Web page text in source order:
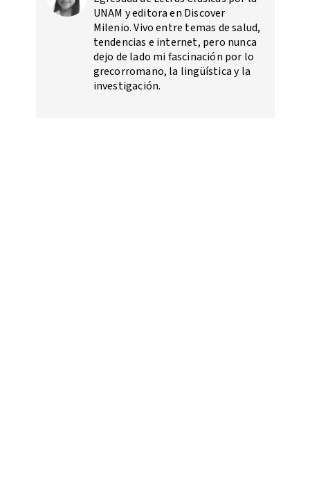
UNAM y editora en Discover
Milenio. Vivo entre temas de salud,
tendencias e internet, pero nunca
dejo de lado mi fascinación por lo
grecorromano, la lingüística y la
investigación.